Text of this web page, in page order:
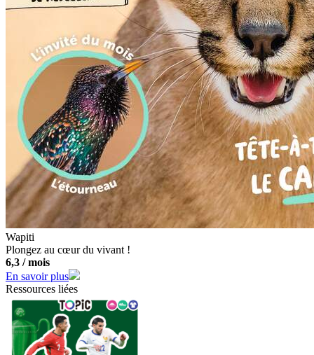
Wapiti
Plongez au cœur du vivant !
6,3 / mois
En savoir plus
Ressources liées